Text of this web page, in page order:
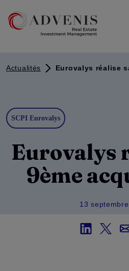
Actualités Eurovalys réalise
SCPI Eurovalys
Eurovalys
9ème
13